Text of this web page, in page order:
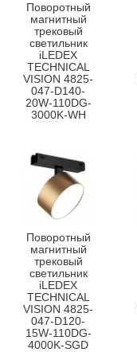
Поворотный
магнитный
трековый
светильник
iLEDEX
TECHNICAL
VISION 4825-
047-D140-
20W-110DG-
3000K-WH
Поворотный
магнитный
трековый
светильник
iLEDEX
TECHNICAL
VISION 4825-
047-D120-
15W-110DG-
4000K-SGD